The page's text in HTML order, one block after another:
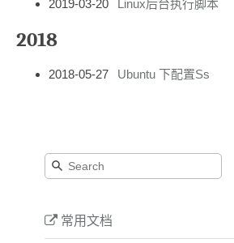
2019-03-20
Linux后台执行脚本
2018
2018-05-27 Ubuntu 下配置Ss
常用文档